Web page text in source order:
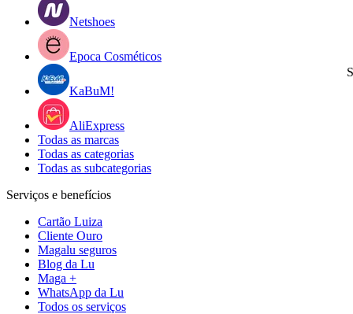
Netshoes
Epoca Cosméticos
KaBuM!
AliExpress
Todas as marcas
Todas as categorias
Todas as subcategorias
Serviços e benefícios
Cartão Luiza
Cliente Ouro
Magalu seguros
Blog da Lu
Maga +
WhatsApp da Lu
Todos os serviços